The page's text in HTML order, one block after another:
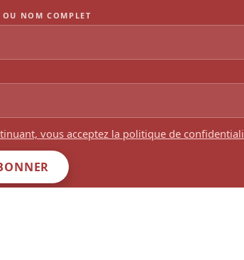
OU NOM COMPLET
vous acceptez la politique de